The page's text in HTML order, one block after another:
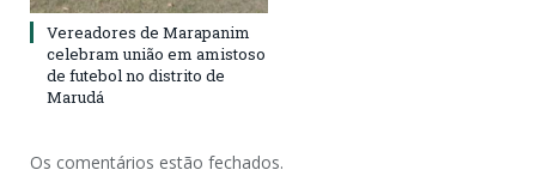
Vereadores de Marapanim
celebram união em amistoso
de futebol no distrito de
Marudá
Os comentários estão fechados.